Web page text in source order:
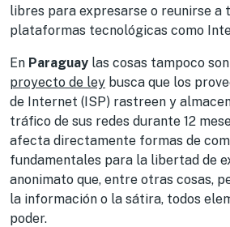
libres para expresarse o reunirse a
plataformas tecnológicas como
En Paraguay las cosas tampoco
proyecto de ley busca que los
de Internet (ISP) rastreen y
tráfico de sus redes durante 12
afecta directamente formas de
fundamentales para la libertad de
anonimato que, entre otras cosas,
la información o la sátira, todos
poder.